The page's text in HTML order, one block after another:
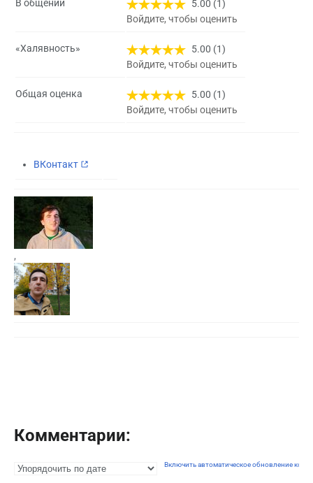
В общении
5.00 (1)
Войдите, чтобы оценить
«Халявность»
5.00 (1)
Войдите, чтобы оценить
Общая оценка
5.00 (1)
Войдите, чтобы оценить
ВКонтакт
Комментарии:
Включить автоматическое обновление